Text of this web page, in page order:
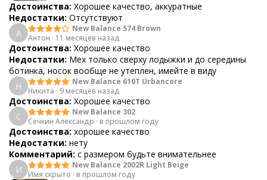
Достоинства: Хорошее качество, аккуратные
Недостатки: Отсутствуют
А
New Balance 574 Brown
Антон · 11 месяцев назад
Достоинства: Хорошее качество
Недостатки: Мех только сверху лодыжки и до середины
ботинка, носок вообще не утеплен, имейте в виду
Н
New Balance 610T Urbancore
Никита · 9 месяцев назад
Достоинства: Хорошее качество
С
New Balance 302
Сечкин Александр · в прошлом году
Достоинства: хорошее качество
Недостатки: нету
Комментарий: с размером будьте внимательнее
И
New Balance 2002R Light Beige
Имя скрыто · в прошлом году